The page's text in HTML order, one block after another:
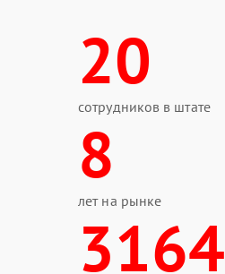
20
сотрудников в штате
8
лет на рынке
3164